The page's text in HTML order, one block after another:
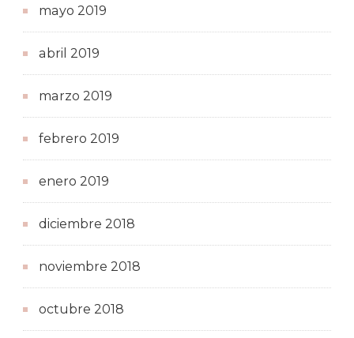
mayo 2019
abril 2019
marzo 2019
febrero 2019
enero 2019
diciembre 2018
noviembre 2018
octubre 2018